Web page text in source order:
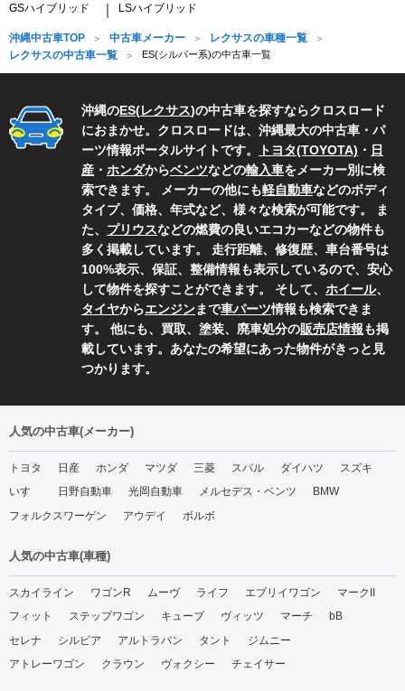
GSハイブリッド LSハイブリッド
沖縄中古車TOP 中古車メーカー
レクサスの車種一覧
レクサスの中古車一覧
ES(シルバー系)の中古車一覧
沖縄のES(レクサス)の中古車を探すならクロスロード
におまかせ。クロスロードは、沖縄最大の中古車・パ
ーツ情報ポータルサイトです。
トヨタ(TOYOTA) ・ 日
産 ・ ホンダからベンツなどの輸入車をメーカー別に検
索できます。 メーカーの他にも軽自動車などのボディ
タイプ、価格、年式など、様々な検索が可能です。 ま
た、 プリウスなどの燃費の良いエコカーなどの物件も
多く掲載しています。 走行距離、修復歴、車台番号は
100%表示、保証、整備情報も表示しているので、安心
して物件を探すことができます。 そして、 ホイール、
タイヤからエンジンまで車パーツ情報も検索できま
す。 他にも、買取、塗装、廃車処分の販売店情報も掲
載しています。あなたの希望にあった物件がきっと見
つかります。
人気の中古車(メーカー)
トヨタ 日産 ホンダ マツダ 三菱 スバル ダイハツ
スズキ
いすゞ
日野自動車 光岡自動車 メルセデス・ベンツ
BMW
フォルクスワーゲン
アウデイ ボルボ
人気の中古車(車種)
スカイライン ワゴンR ムーヴ ライフ エブリイワゴン
マークII
フィット
ステップワゴン キューブ ヴィッツ マーチ
bB
セレナ
シルビア アルトラパン タント
ジムニー
アトレーワゴン
クラウン ヴォクシー チェイサー